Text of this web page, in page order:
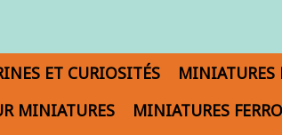
ET CURIOSITÉS
MINIATURES
MINIATURES
MINIATURES